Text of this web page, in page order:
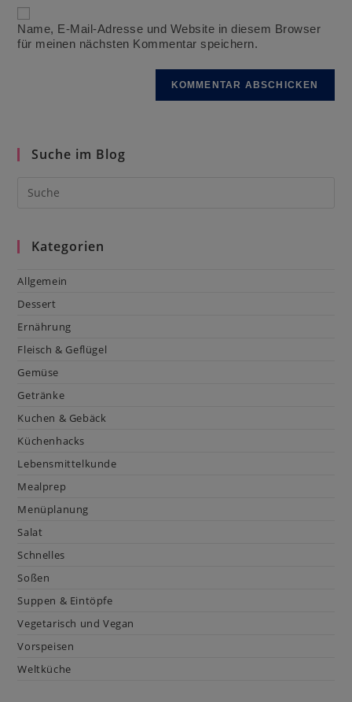
ein
URL
ein
(optional)
Name, E-Mail-Adresse und Website in diesem Browser
für meinen nächsten Kommentar speichern.
Suche im Blog
Kategorien
Allgemein
Dessert
Ernährung
Fleisch & Geflügel
Gemüse
Getränke
Kuchen & Gebäck
Küchenhacks
Lebensmittelkunde
Mealprep
Menüplanung
Salat
Schnelles
Soßen
Suppen & Eintöpfe
Vegetarisch und Vegan
Vorspeisen
Weltküche